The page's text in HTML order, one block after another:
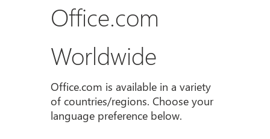
Office.com
Worldwide
Office.com is available in a variety
of countries/regions. Choose your
language preference below.